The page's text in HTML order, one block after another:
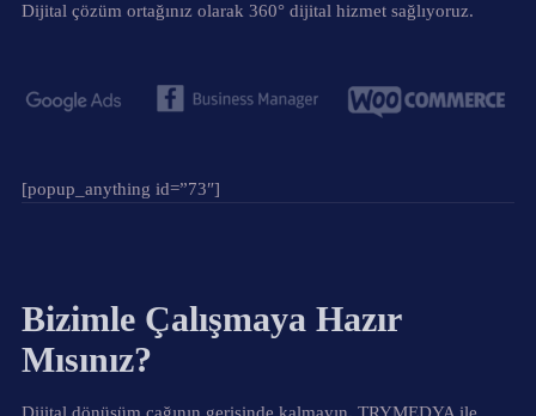
Dijital çözüm ortağınız olarak 360° dijital hizmet sağlıyoruz.
[popup_anything id=”73″]
Bizimle Çalışmaya Hazır
Mısınız?